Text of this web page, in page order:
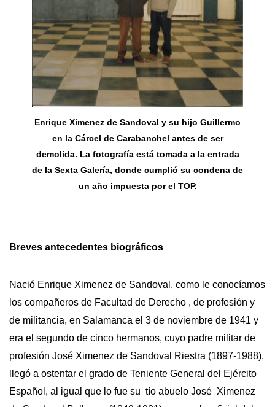
Enrique Ximenez de Sandoval y su hijo Guillermo
en la Cárcel de Carabanchel antes de ser
demolida. La fotografía está tomada a la entrada
de la Sexta Galería, donde cumplió su condena de
un año impuesta por el TOP.
Breves antecedentes biográficos
Nació Enrique Ximenez de Sandoval, como le conocíamos
los compañeros de Facultad de Derecho , de profesión y
de militancia, en Salamanca el 3 de noviembre de 1941 y
era el segundo de cinco hermanos, cuyo padre militar de
profesión José Ximenez de Sandoval Riestra (1897-1988),
llegó a ostentar el grado de Teniente General del Ejército
Español, al igual que lo fue su tío abuelo José Ximenez